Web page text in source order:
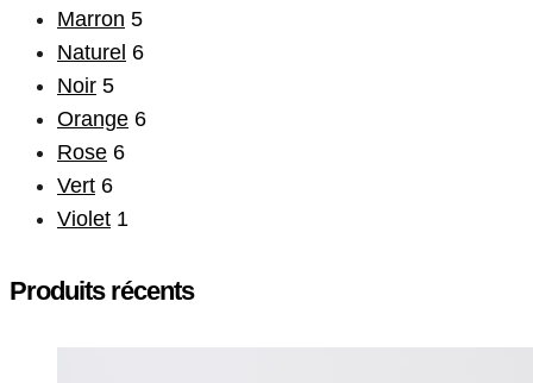
Marron 5
Naturel 6
Noir 5
Orange 6
Rose 6
Vert 6
Violet 1
Produits récents